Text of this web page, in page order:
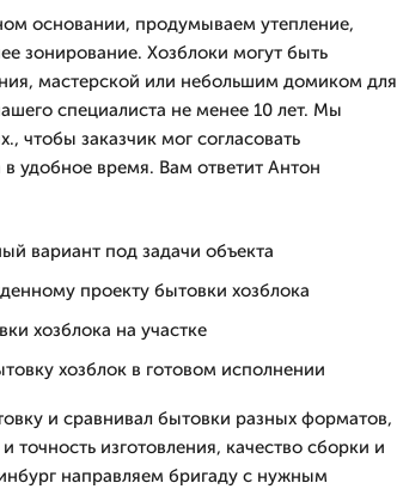
основании, продумываем утепление,
зонирование. Хозблоки могут быть
мастерской или небольшим домиком для
специалиста не менее 10 лет. Мы
чтобы заказчик мог согласовать
в удобное время. Вам ответит Антон
вариант под задачи объекта
проекту бытовки хозблока
хозблока на участке
хозблок в готовом исполнении
и сравнивал бытовки разных форматов,
изготовления, качество сборки и
направляем бригаду с нужным